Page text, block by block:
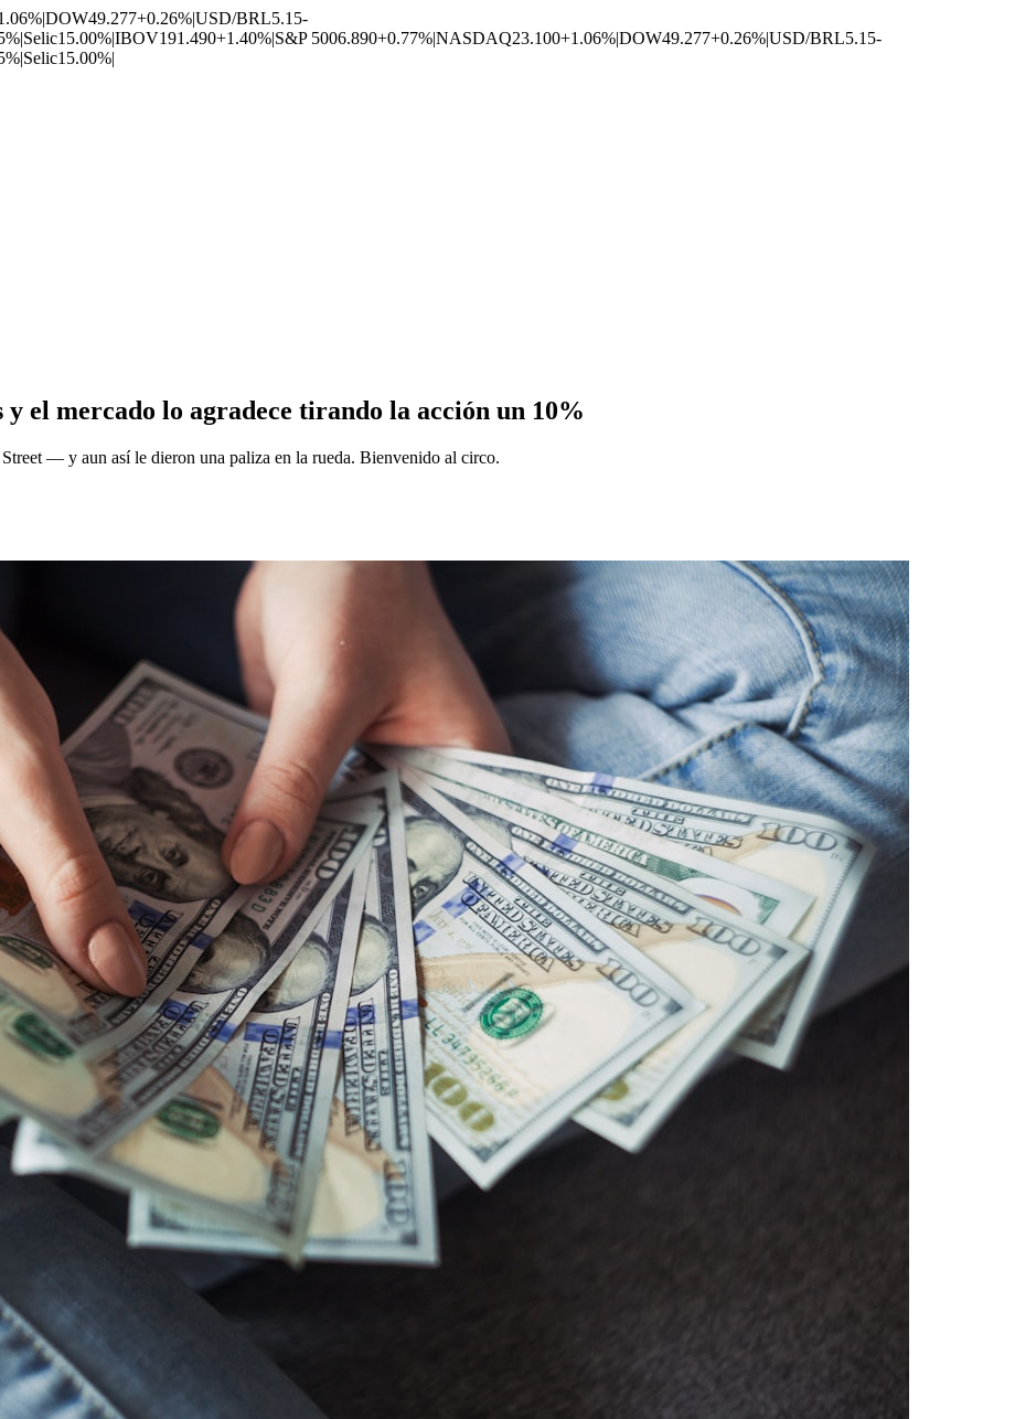
|DOW49.277+0.26%|USD/BRL5.15-
|Selic15.00%|IBOV191.490+1.40%|S&P 5006.890+0.77%|NASDAQ23.100+1.06%|DOW49.277+0.26%|USD/BRL5.15-
|Selic15.00%|
el mercado lo agradece tirando la acción un 10%
— y aun así le dieron una paliza en la rueda. Bienvenido al circo.